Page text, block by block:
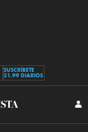
SUSCRÍBETE
$1.99 DIARIOS